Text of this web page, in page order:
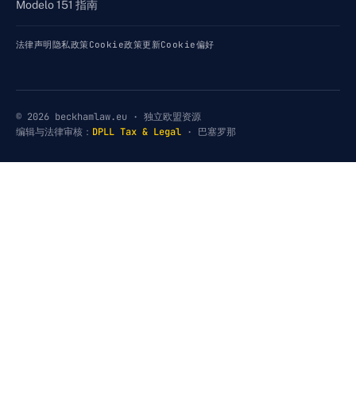
Modelo 151 指南
法律声明隐私政策Cookie政策更新Cookie偏好
© 2026 beckhamlaw.eu · 独立欧盟资源
编辑与法律审核： DPLL Tax & Legal · 巴塞罗那